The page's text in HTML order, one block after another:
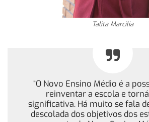
Talita Marcilia
“O Novo Ensino Médio é a
reinventar a escola e
significativa. Há muito se fala
descolada dos objetivos dos